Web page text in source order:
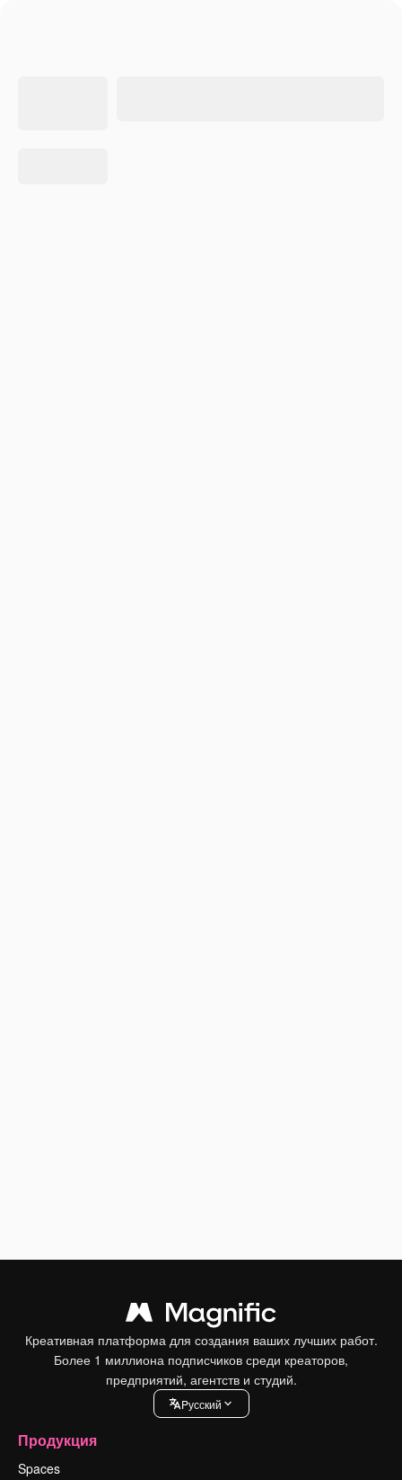
Креативная платформа для создания ваших лучших работ.
Более 1 миллиона подписчиков среди креаторов,
предприятий, агентств и студий.
Pусский
Продукция
Spaces